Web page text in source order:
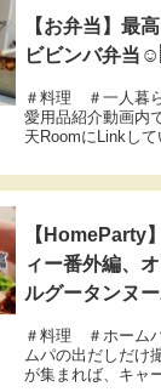
【お弁当】最
ビビンバ弁
＃料理 ＃一人暮
愛用品紹介動画内
天RoomにLinkし
検討品やオススメ
ものをLinkしてい
ます。ご活用いた
【HomeParty
ィー番外編、
ルグータンヌ
＃料理 ＃ホーム
ムパの出だしだけ
が集まれば、キャ